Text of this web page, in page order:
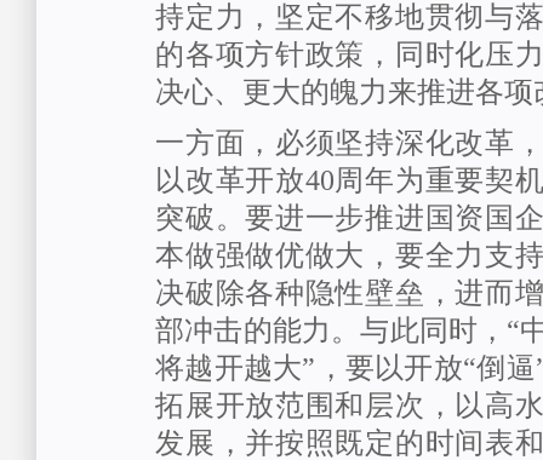
持定力，坚定不移地贯彻与
的各项方针政策，同时化压
决心、更大的魄力来推进各项
一方面，必须坚持深化改革
以改革开放40周年为重要契
突破。要进一步推进国资国
本做强做优做大，要全力支
决破除各种隐性壁垒，进而
部冲击的能力。与此同时，“
将越开越大”，要以开放“倒
拓展开放范围和层次，以高
发展，并按照既定的时间表